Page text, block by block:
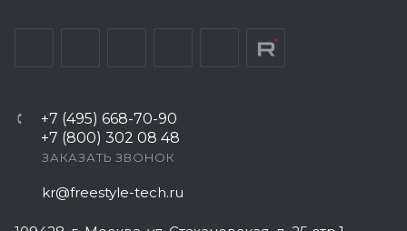
+7 (495) 668-70-90
+7 (800) 302 08 48
ЗАКАЗАТЬ ЗВОНОК
kr@freestyle-tech.ru